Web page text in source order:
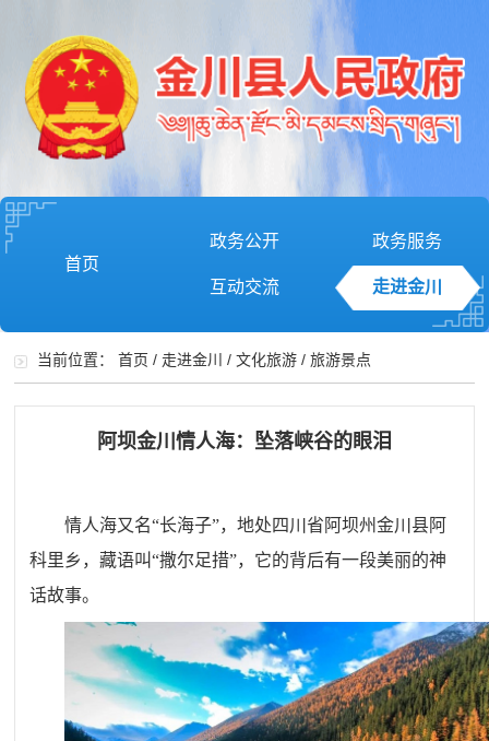
首页
政务公开 政务服务
互动交流 走进金川
当前位置：首页 /走进金川 /文化旅游 /旅游景点
阿坝金川情人海：坠落峡谷的眼泪
情人海又名“长海子”，地处四川省阿坝州金川县阿
科里乡，藏语叫“撒尔足措”，它的背后有一段美丽的神
话故事。